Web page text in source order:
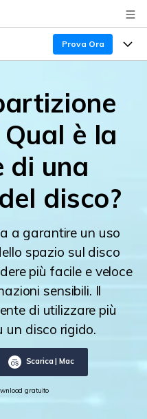
Prova Ora
Accedi
è la
di una
disco?
a garantire un uso
spazio sul disco
più facile e veloce
sensibili. Il
di utilizzare più
un disco rigido.
Scarica | Mac
gratuito